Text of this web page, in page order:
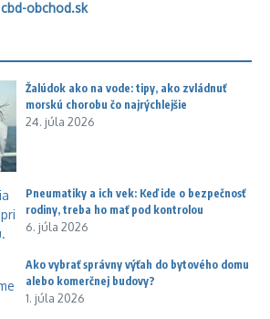
cbd-obchod.sk
Žalúdok ako na vode: tipy, ako zvládnuť
morskú chorobu čo najrýchlejšie
24. júla 2026
Pneumatiky a ich vek: Keď ide o bezpečnosť
rodiny, treba ho mať pod kontrolou
6. júla 2026
Ako vybrať správny výťah do bytového domu
alebo komerčnej budovy?
1. júla 2026